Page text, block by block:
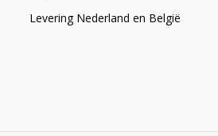
Levering Nederland en België